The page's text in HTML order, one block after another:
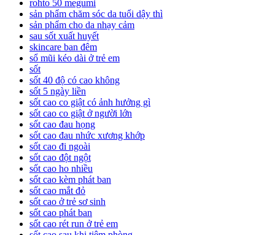
rohto 50 megumi
sản phẩm chăm sóc da tuổi dậy thì
sản phẩm cho da nhạy cảm
sau sốt xuất huyết
skincare ban đêm
sổ mũi kéo dài ở trẻ em
sốt
sốt 40 độ có cao không
sốt 5 ngày liền
sốt cao co giật có ảnh hưởng gì
sốt cao co giật ở người lớn
sốt cao đau họng
sốt cao đau nhức xương khớp
sốt cao đi ngoài
sốt cao đột ngột
sốt cao ho nhiều
sốt cao kèm phát ban
sốt cao mắt đỏ
sốt cao ở trẻ sơ sinh
sốt cao phát ban
sốt cao rét run ở trẻ em